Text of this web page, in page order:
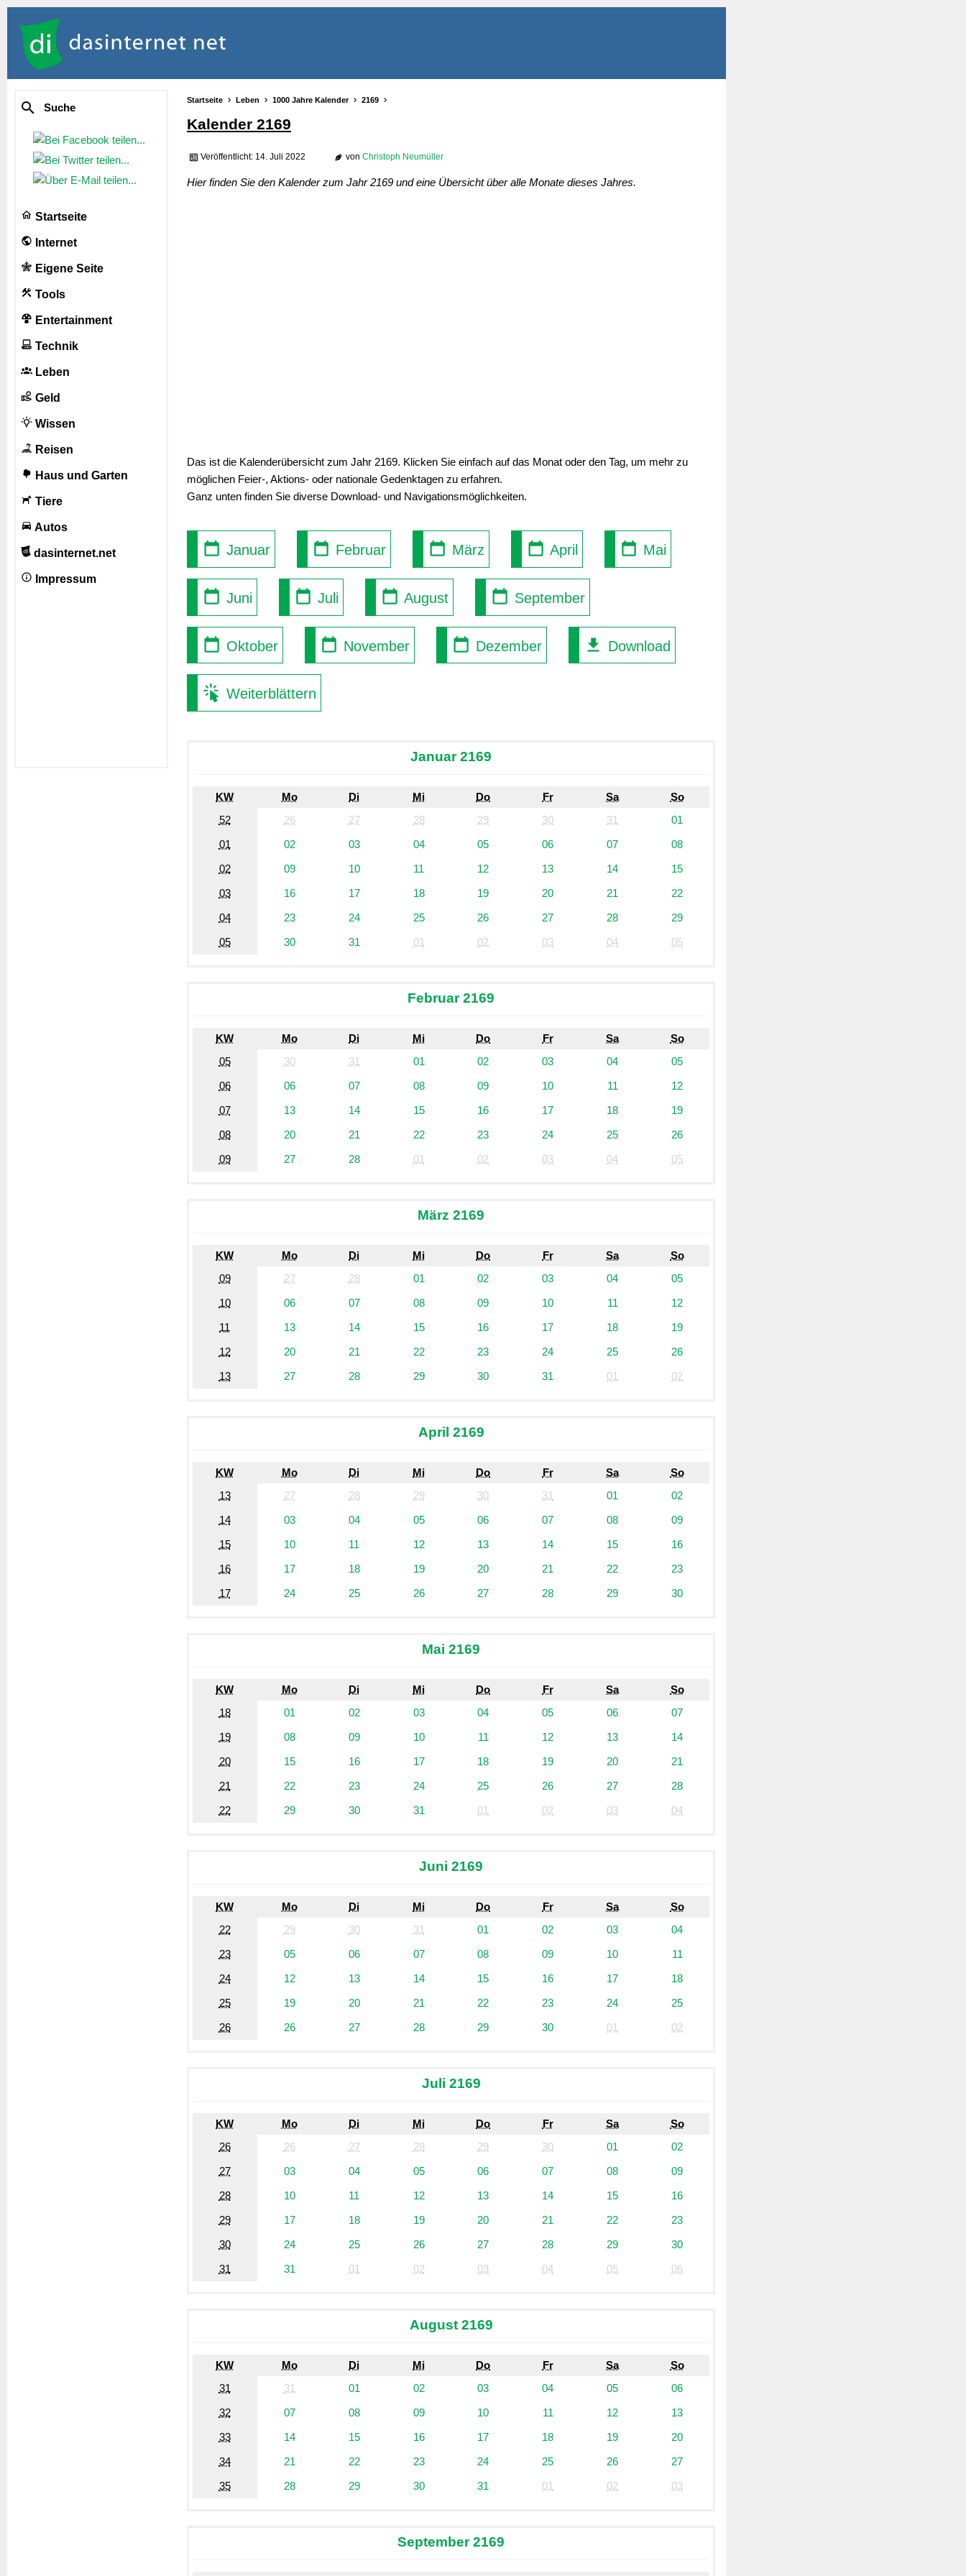
Suche
Startseite
Internet
Eigene Seite
Tools
Entertainment
Technik
Leben
Geld
Wissen
Reisen
Haus und Garten
Tiere
Autos
dasinternet.net
Impressum
Startseite Leben 1000 Jahre Kalender 2169
Kalender 2169
Veröffentlicht: 14. Juli 2022 von Christoph Neumüller
Hier finden Sie den Kalender zum Jahr 2169 und eine Übersicht über alle Monate dieses Jahres.
Das ist die Kalenderübersicht zum Jahr 2169. Klicken Sie einfach auf das Monat oder den Tag, um mehr zu
möglichen Feier-, Aktions- oder nationale Gedenktagen zu erfahren.
Ganz unten finden Sie diverse Download- und Navigationsmöglichkeiten.
Januar Februar März April Mai
Juni Juli August September
Oktober November Dezember Download
Weiterblättern
Januar 2169
KW Mo Di Mi Do Fr Sa
So
52
26 27 28 29 30 31
01
01
02 03 04 05 06 07
08
02
09 10 11 12 13 14
15
03
16 17 18 19 20 21
22
04
23 24 25 26 27 28
29
05
30 31 01 02 03 04 05
Februar 2169
KW Mo Di Mi Do Fr Sa
So
05
30 31 01 02 03 04
05
06
06 07 08 09 10 11
12
07
13 14 15 16 17 18
19
08
20 21 22 23 24 25
26
09
27 28 01 02 03 04 05
März 2169
KW Mo Di Mi Do Fr Sa
So
09
27 28 01 02 03 04
05
10
06 07 08 09 10 11
12
11
13 14 15 16 17 18
19
12
20 21 22 23 24 25
26
13
27 28 29 30 31 01 02
April 2169
KW Mo Di Mi Do Fr Sa
So
13
27 28 29 30 31 01
02
14
03 04 05 06 07 08
09
15
10 11 12 13 14 15
16
16
17 18 19 20 21 22
23
17
24 25 26 27 28 29 30
Mai 2169
KW Mo Di Mi Do Fr Sa
So
18
01 02 03 04 05 06
07
19
08 09 10 11 12 13
14
20
15 16 17 18 19 20
21
21
22 23 24 25 26 27
28
22
29 30 31 01 02 03 04
Juni 2169
KW Mo Di Mi Do Fr Sa
So
22
29 30 31 01 02 03
04
23
05 06 07 08 09 10
11
24
12 13 14 15 16 17
18
25
19 20 21 22 23 24
25
26
26 27 28 29 30 01 02
Juli 2169
KW Mo Di Mi Do Fr Sa
So
26
26 27 28 29 30 01
02
27
03 04 05 06 07 08
09
28
10 11 12 13 14 15
16
29
17 18 19 20 21 22
23
30
24 25 26 27 28 29
30
31
31 01 02 03 04 05 06
August 2169
KW Mo Di Mi Do Fr Sa
So
31
31 01 02 03 04 05
06
32
07 08 09 10 11 12
13
33
14 15 16 17 18 19
20
34
21 22 23 24 25 26
27
35
28 29 30 31 01 02 03
September 2169